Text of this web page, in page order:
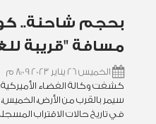
بحجم شاحنة..
مسافة "قريبة
الخميس 26 يناير 2023 8:09 م
كشفت وكالة الفضاء
سيمر بالقرب من الأرض،
في تاريخ حالات الاقتراب